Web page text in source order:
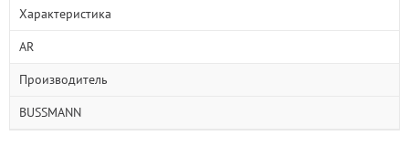
Характеристика
AR
Производитель
BUSSMANN